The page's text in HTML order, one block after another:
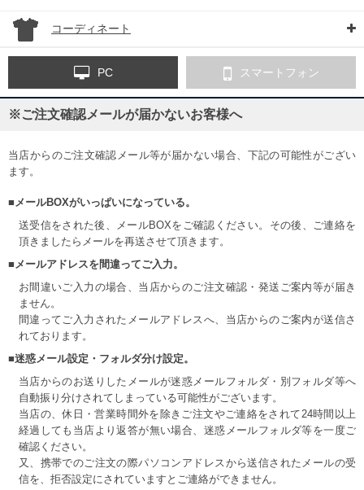
コーディネート
PC スマートフォン
※ご注文確認メールが届かないお客様へ
当店からのご注文確認メール等が届かない場合、下記の可能性がござい
ます。
■メールBOXがいっぱいになっている。
送受信をされた後、メールBOXをご確認ください。その後、ご連絡を
頂きましたらメールを再送させて頂きます。
■メールアドレスを間違ってご入力。
お間違いご入力の場合、当店からのご注文確認・発送ご案内等が届き
ません。
間違ってご入力されたメールアドレスへ、当店からのご案内が送信さ
れております。
■迷惑メール設定・フォルダ分け設定。
当店からのお送りしたメールが迷惑メールフォルダ・別フォルダ等へ
自動振り分けされてしまっている可能性がございます。
当店の、休日・営業時間外を除きご注文やご連絡をされて24時間以上
経過しても当店より返答が無い場合、迷惑メールフォルダ等を一度ご
確認ください。
又、携帯でのご注文の際パソコンアドレスから送信されたメールの受
信を、拒否設定にされていますとご連絡ができません。